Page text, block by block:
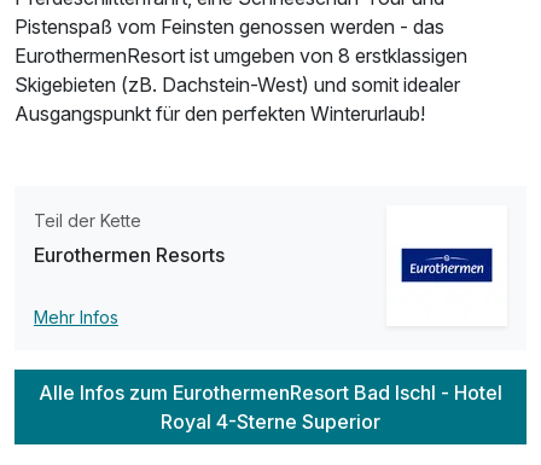
Pistenspaß vom Feinsten genossen werden - das
EurothermenResort ist umgeben von 8 erstklassigen
Skigebieten (zB. Dachstein-West) und somit idealer
Ausgangspunkt für den perfekten Winterurlaub!
Teil der Kette
Eurothermen Resorts
Mehr Infos
Alle Infos zum EurothermenResort Bad Ischl - Hotel
Royal 4-Sterne Superior